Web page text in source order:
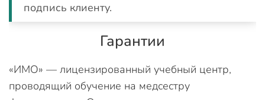
подпись клиенту.
Гарантии
«ИМО» — лицензированный учебный центр,
проводящий обучение на медсестру